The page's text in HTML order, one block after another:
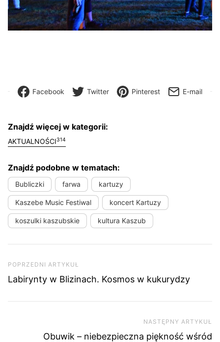
Facebook Twitter Pinterest E-mail
Znajdź więcej w kategorii:
AKTUALNOŚCI314
Znajdź podobne w tematach:
Bubliczki farwa kartuzy
Kaszebe Music Festiwal koncert Kartuzy
koszulki kaszubskie kultura Kaszub
Poprzedni artykuł
POPRZEDNI ARTYKUŁ
Labirynty w Blizinach. Kosmos w kukurydzy
NASTĘPNY ARTYKUŁ
Obuwik – niebezpieczna piękność wśród